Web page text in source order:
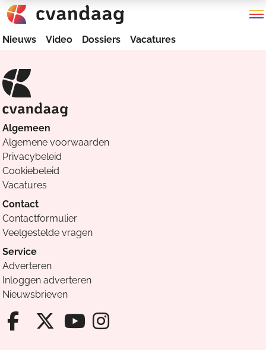
Nieuws Video Dossiers Vacatures
Algemeen
Algemene voorwaarden
Privacybeleid
Cookiebeleid
Vacatures
Contact
Contactformulier
Veelgestelde vragen
Service
Adverteren
Inloggen adverteren
Nieuwsbrieven
Facebook van Cvandaag
X van Cvandaag
Instagram van